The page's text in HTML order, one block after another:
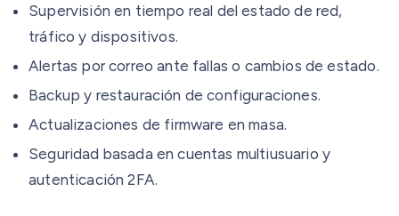
Supervisión en tiempo real del estado de red,
tráfico y dispositivos.
Alertas por correo ante fallas o cambios de estado.
Backup y restauración de configuraciones.
Actualizaciones de firmware en masa.
Seguridad basada en cuentas multiusuario y
autenticación 2FA.